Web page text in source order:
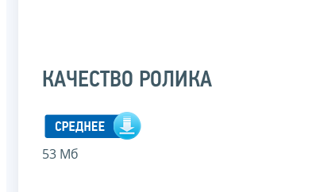
КАЧЕСТВО РОЛИКА
53 Мб